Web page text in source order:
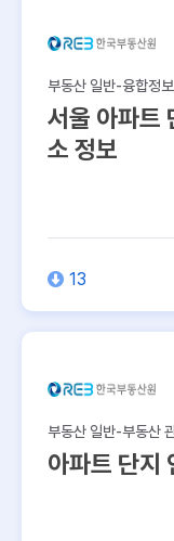
부동산 일반-융합정보
서울 아파트
소 정보
13
부동산 일반-부동산
아파트 단지